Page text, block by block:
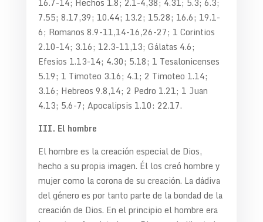
7.55; 8.17,39; 10.44; 13.2; 15.28; 16.6; 19.1-
6; Romanos 8.9-11,14-16,26-27; 1 Corintios
2.10-14; 3.16; 12.3-11,13; Gálatas 4.6;
Efesios 1.13-14; 4.30; 5.18; 1 Tesalonicenses
5.19; 1 Timoteo 3.16; 4.1; 2 Timoteo 1.14;
3.16; Hebreos 9.8,14; 2 Pedro 1.21; 1 Juan
4.13; 5.6-7; Apocalipsis 1.10: 22.17.
III. El hombre
El hombre es la creación especial de Dios,
hecho a su propia imagen. Él los creó hombre y
mujer como la corona de su creación. La dádiva
del género es por tanto parte de la bondad de la
creación de Dios. En el principio el hombre era